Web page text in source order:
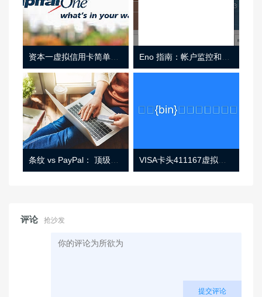
资本一虚拟信用卡简单介绍
条纹 vs PayPal： 顶级功能， 定价 （和更多！ VISA卡头411167虚拟卡基础信息
评论 抢沙发
提交评论